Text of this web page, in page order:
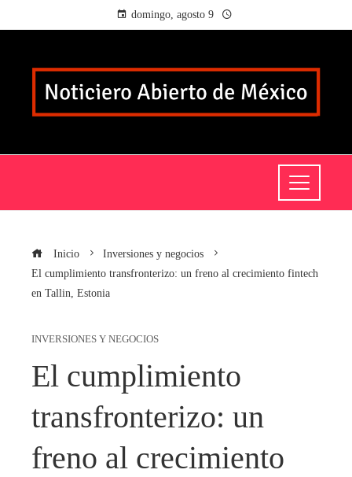
domingo, agosto 9
Inicio
Inversiones y negocios
El cumplimiento transfronterizo: un freno al crecimiento fintech
en Tallin, Estonia
INVERSIONES Y NEGOCIOS
El cumplimiento
transfronterizo: un
freno al crecimiento